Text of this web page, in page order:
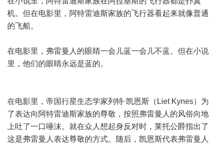
机。但在电影里，阿特雷迪斯家族的飞行器看起来就像普通
的飞船。
在电影里，弗雷曼人的眼睛一会儿蓝一会儿不蓝。但在小说
里，他们的眼睛永远是蓝的。
在电影里，帝国行星生态学家列特·凯恩斯（Liet Kynes）为
了表达向阿特雷迪斯家族的尊敬，按照弗雷曼人的风俗向地
上吐了一口唾沫。就在众人想起身反对时，莱托公爵指出了
这是弗雷曼人表达尊敬的方式。随后，凯恩斯代表弗雷曼人